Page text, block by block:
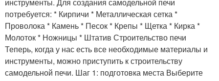
потребуется: * Кирпичи * Металлическая сетка *
Проволока * Камень * Песок * Крепы * Щетка * Кирка *
Молоток * Ножницы * Штатив Строительство печи
Теперь, когда у нас есть все необходимые материалы и
инструменты, можно приступить к строительству
самодельной печи. Шаг 1: подготовка места Выберите